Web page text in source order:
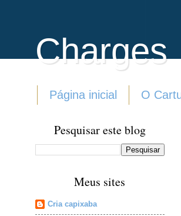
Charges
Página inicial O
Pesquisar este blog
Meus sites
Cria capixaba